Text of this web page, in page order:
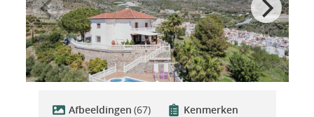
Afbeeldingen (67)
Kenmerken